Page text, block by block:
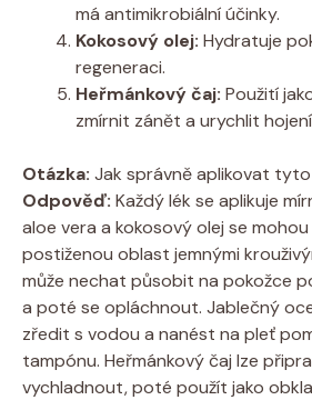
má antimikrobiální účinky.
Kokosový olej: Hydratuje
regeneraci.
Heřmánkový čaj: Použití
zmírnit zánět a urychlit
Otázka: Jak správně aplikovat
Odpověď: Každý lék se aplikuje
aloe vera a kokosový olej se
postiženou oblast jemnými
může nechat působit na pokožce
a poté se opláchnout. Jablečný
zředit s vodou a nanést na pleť
tampónu. Heřmánkový čaj lze
vychladnout, poté použít jako